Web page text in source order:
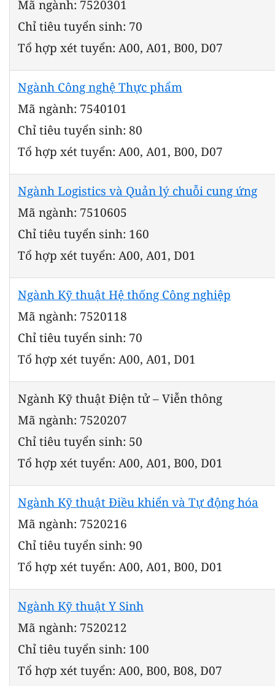
Mã ngành: 7520301
Chỉ tiêu tuyển sinh: 70
Tổ hợp xét tuyển: A00, A01, B00, D07
Ngành Công nghệ Thực phẩm
Mã ngành: 7540101
Chỉ tiêu tuyển sinh: 80
Tổ hợp xét tuyển: A00, A01, B00, D07
Ngành Logistics và Quản lý chuỗi cung ứng
Mã ngành: 7510605
Chỉ tiêu tuyển sinh: 160
Tổ hợp xét tuyển: A00, A01, D01
Ngành Kỹ thuật Hệ thống Công nghiệp
Mã ngành: 7520118
Chỉ tiêu tuyển sinh: 70
Tổ hợp xét tuyển: A00, A01, D01
Ngành Kỹ thuật Điện tử – Viễn thông
Mã ngành: 7520207
Chỉ tiêu tuyển sinh: 50
Tổ hợp xét tuyển: A00, A01, B00, D01
Ngành Kỹ thuật Điều khiển và Tự động hóa
Mã ngành: 7520216
Chỉ tiêu tuyển sinh: 90
Tổ hợp xét tuyển: A00, A01, B00, D01
Ngành Kỹ thuật Y Sinh
Mã ngành: 7520212
Chỉ tiêu tuyển sinh: 100
Tổ hợp xét tuyển: A00, B00, B08, D07